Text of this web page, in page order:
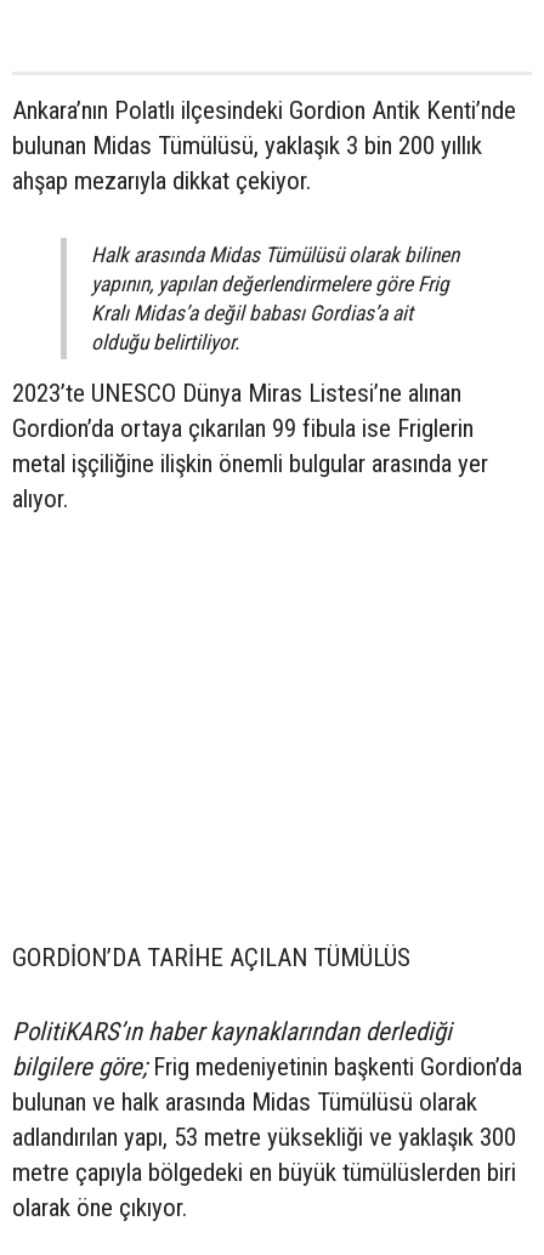
Ankara’nın Polatlı ilçesindeki Gordion Antik Kenti’nde
bulunan Midas Tümülüsü, yaklaşık 3 bin 200 yıllık
ahşap mezarıyla dikkat çekiyor.
Halk arasında Midas Tümülüsü olarak bilinen
yapının, yapılan değerlendirmelere göre Frig
Kralı Midas’a değil babası Gordias’a ait
olduğu belirtiliyor.
2023’te UNESCO Dünya Miras Listesi’ne alınan
Gordion’da ortaya çıkarılan 99 fibula ise Friglerin
metal işçiliğine ilişkin önemli bulgular arasında yer
alıyor.
GORDİON’DA TARİHE AÇILAN TÜMÜLÜS
PolitiKARS’ın haber kaynaklarından derlediği
bilgilere göre;Frig medeniyetinin başkenti Gordion’da
bulunan ve halk arasında Midas Tümülüsü olarak
adlandırılan yapı, 53 metre yüksekliği ve yaklaşık 300
metre çapıyla bölgedeki en büyük tümülüslerden biri
olarak öne çıkıyor.